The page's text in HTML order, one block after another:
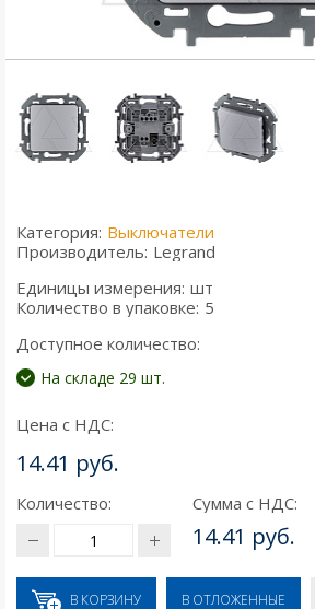
Категория: Выключатели
Производитель: Legrand
Единицы измерения: шт
Количество в упаковке: 5
Доступное количество:
На складе 29 шт.
Цена с НДС:
14.41 руб.
Количество: Сумма с НДС:
14.41 руб.
В КОРЗИНУ В ОТЛОЖЕННЫЕ